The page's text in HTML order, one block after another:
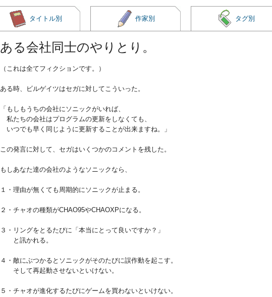
タイトル別 作家別 タグ別
ある会社同士のやりとり。
（これは全てフィクションです。）
ある時、ビルゲイツはセガに対してこういった。
「もしもうちの会社にソニックがいれば、
私たちの会社はプログラムの更新をしなくても、
いつでも早く同じように更新することが出来ますね。」
この発言に対して、セガはいくつかのコメントを残した。
もしあなた達の会社のようなソニックなら、
１・理由が無くても周期的にソニックが止まる。
２・チャオの種類がCHAO95やCHAOXPになる。
３・リングをとるたびに「本当にとって良いですか？」
と訊かれる。
４・敵にぶつかるとソニックがそのたびに誤作動を起こす。
そして再起動させないといけない。
５・チャオが進化するたびにゲームを買わないといけない。